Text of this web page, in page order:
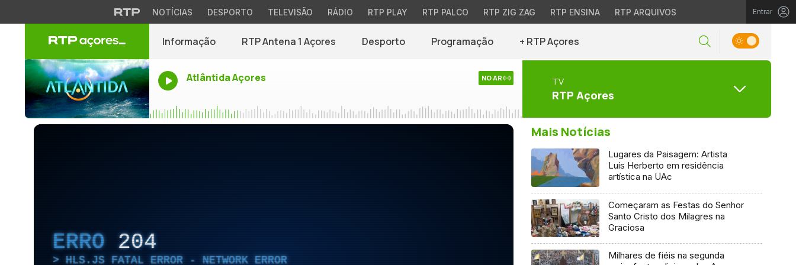
NOTÍCIAS DESPORTO TELEVISÃO RÁDIO RTP PLAY RTP PALCO RTP ZIG ZAG RTP ENSINA RTP ARQUIVOS Entrar
Informação RTP Antena 1 Açores Desporto Programação + RTP Açores
Atlântida Açores NO AR TV
RTP Açores
ERRO 204
HLS.JS FATAL ERROR - NETWORK ERROR
Mais Notícias
Lugares da Paisagem: Artista
Luís Herberto em residência
artística na UAc
Começaram as Festas do Senhor
Santo Cristo dos Milagres na
Graciosa
Milhares de fiéis na segunda